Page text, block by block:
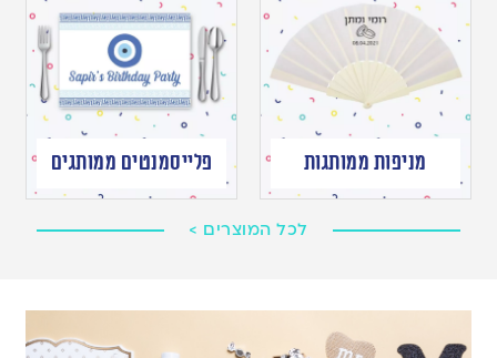
מניפות ממותגות פלייסמנטים ממותגים
לכל המוצרים >